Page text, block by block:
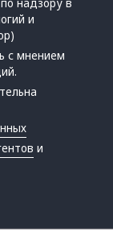
надзору в
и
с мнением
и